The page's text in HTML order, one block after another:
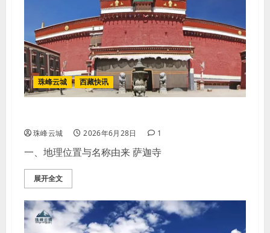
珠峰云城 西藏快讯
珠峰云城 2026年6月28日 1
一、地理位置与名称由来 萨迦寺
展开全文